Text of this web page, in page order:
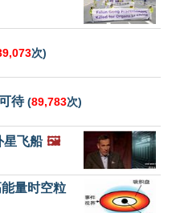
次)
待(89,783次)
星飞船 🖼️
量时空粒